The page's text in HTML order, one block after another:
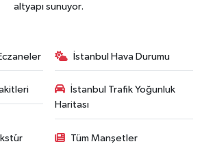
altyapı sunuyor.
İstanbul Hava Durumu
İstanbul Trafik Yoğunluk
Haritası
Tüm Manşetler